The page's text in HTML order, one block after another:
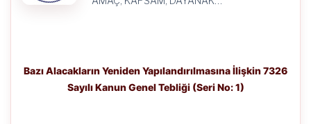
Bazı Alacakların Yeniden Yapılandırılmasına İlişkin 7326
Sayılı Kanun Genel Tebliği (Seri No: 1)